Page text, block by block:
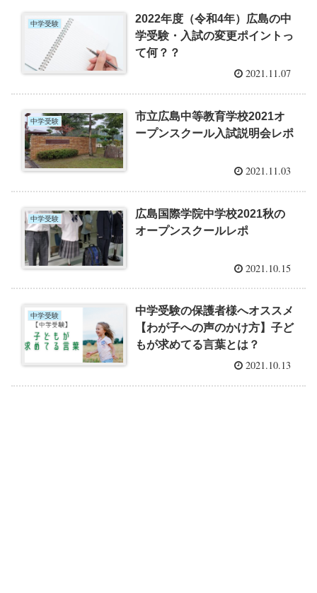
中学受験
2022年度（令和4年）広島の中
学受験・入試の変更ポイントっ
て何？？
2021.11.07
中学受験
市立広島中等教育学校2021オ
ープンスクール入試説明会レポ
2021.11.03
中学受験
広島国際学院中学校2021秋の
オープンスクールレポ
2021.10.15
中学受験
中学受験の保護者様へオススメ
【わが子への声のかけ方】子ど
もが求めてる言葉とは？
2021.10.13